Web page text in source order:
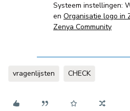
Systeem instellingen:
en Organisatie logo in
Zenya Community
vragenlijsten CHECK